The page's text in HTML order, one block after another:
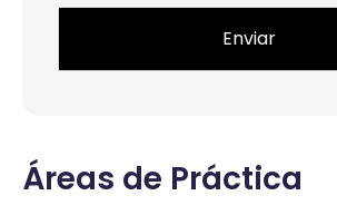
Áreas de Práctica